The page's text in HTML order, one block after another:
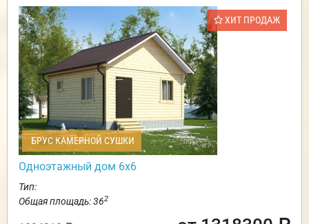
ХИТ ПРОДАЖ
БРУС КАМЕРНОЙ СУШКИ
Одноэтажный дом 6х6
Тип:
Общая площадь: 362